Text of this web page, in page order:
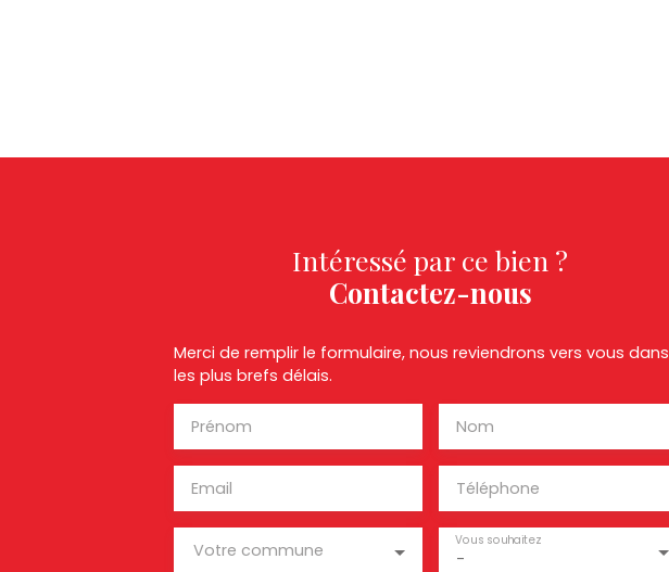
Intéressé par ce bien ?
Contactez-nous
Merci de remplir le formulaire, nous reviendrons vers vous dans
les plus brefs délais.
Prénom Nom
Email Téléphone
Votre commune -
Vous souhaitez